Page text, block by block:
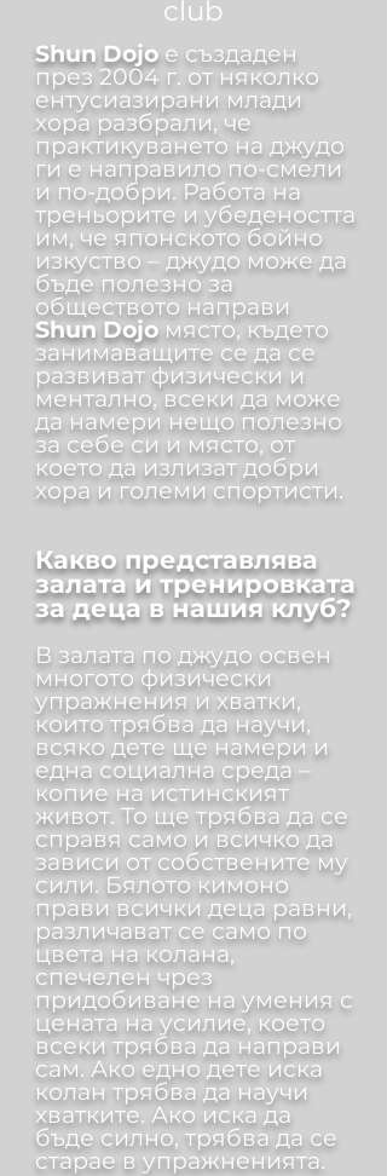
club
Shun Dojo е създаден
през 2004 г. от няколко
ентусиазирани млади
хора разбрали, че
практикуването на джудо
ги е направило по-смели
и по-добри. Работа на
треньорите и убедеността
им, че японското бойно
изкуство – джудо може да
бъде полезно за
обществото направи
Shun Dojo място, където
занимаващите се да се
развиват физически и
ментално, всеки да може
да намери нещо полезно
за себе си и място, от
което да излизат добри
хора и големи спортисти.
Какво представлява
залата и тренировката
за деца в нашия клуб?
В залата по джудо освен
многото физически
упражнения и хватки,
които трябва да научи,
всяко дете ще намери и
една социална среда –
копие на истинският
живот. То ще трябва да се
справя само и всичко да
зависи от собствените му
сили. Бялото кимоно
прави всички деца равни,
различават се само по
цвета на колана,
спечелен чрез
придобиване на умения с
цената на усилие, което
всеки трябва да направи
сам. Ако едно дете иска
колан трябва да научи
хватките. Ако иска да
бъде силно, трябва да се
старае в упражненията.